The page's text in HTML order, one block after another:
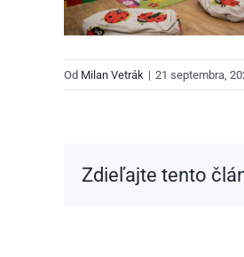
Od Milan Vetrák | 21 septembra,
Zdieľajte tento